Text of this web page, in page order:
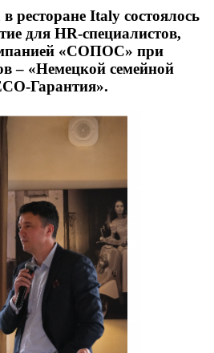
ресторане Italy состоялось
для HR-специалистов,
«СОПОС» при
– «Немецкой семейной